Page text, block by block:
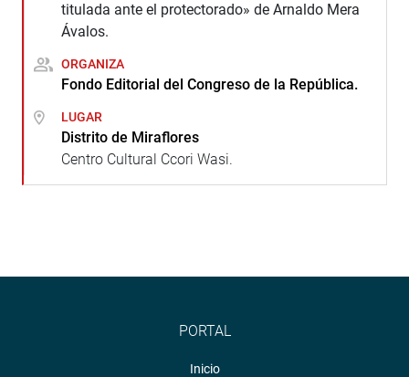
titulada ante el protectorado» de Arnaldo Mera
Ávalos.
ORGANIZA
Fondo Editorial del Congreso de la República.
LUGAR
Distrito de Miraflores
Centro Cultural Ccori Wasi.
PORTAL
Inicio